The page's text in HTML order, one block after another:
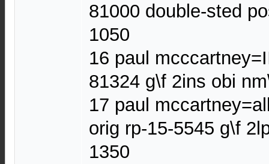
81000 double-sted
1050
16 paul
81324 g\f 2ins obi
17 paul
orig rp-15-5545 g\f
1350